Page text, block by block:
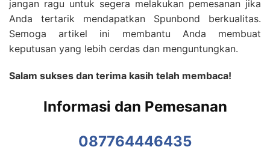
jangan ragu untuk segera melakukan pemesanan jika
Anda tertarik mendapatkan Spunbond berkualitas.
Semoga artikel ini membantu Anda membuat
keputusan yang lebih cerdas dan menguntungkan.
Salam sukses dan terima kasih telah membaca!
Informasi dan Pemesanan
087764446435